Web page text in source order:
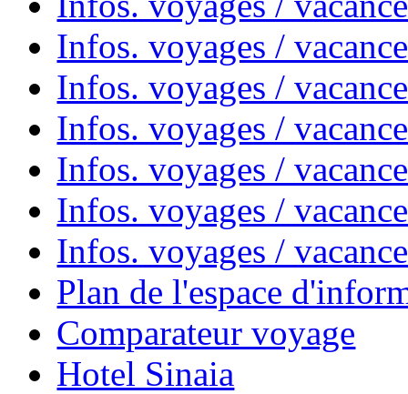
Infos. voyages /
Infos. voyages /
Infos. voyages /
Infos. voyages /
Infos. voyages /
Infos. voyages /
Plan de l'espace
Comparateur voyage
Hotel Sinaia